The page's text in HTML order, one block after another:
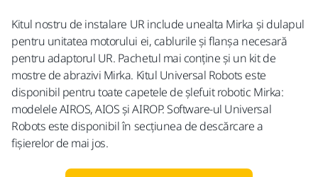
Kitul nostru de instalare UR include unealta Mirka și dulapul
pentru unitatea motorului ei, cablurile și flanșa necesară
pentru adaptorul UR. Pachetul mai conține și un kit de
mostre de abrazivi Mirka. Kitul Universal Robots este
disponibil pentru toate capetele ‎de șlefuit robotic Mirka:
modelele AIROS, AIOS și AIROP. Software-ul Universal
Robots este disponibil în secțiunea de descărcare a
fișierelor de mai jos.